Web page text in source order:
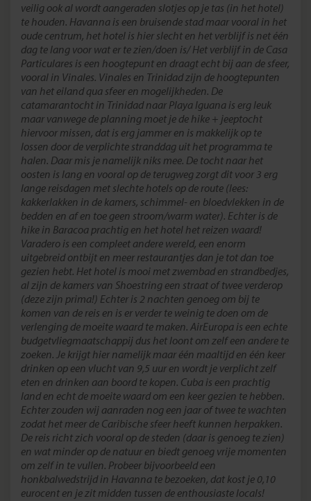
veilig ook al wordt aangeraden slotjes op je tas (in het hotel)
te houden. Havanna is een bruisende stad maar vooral in het
oude centrum, het hotel is hier slecht en het verblijf is net één
dag te lang voor wat er te zien/doen is/ Het verblijf in de Casa
Particulares is een hoogtepunt en draagt echt bij aan de sfeer,
vooral in Vinales. Vinales en Trinidad zijn de hoogtepunten
van het eiland qua sfeer en mogelijkheden. De
catamarantocht in Trinidad naar Playa Iguana is erg leuk
maar vanwege de planning moet je de hike + jeeptocht
hiervoor missen, dat is erg jammer en is makkelijk op te
lossen door de verplichte stranddag uit het programma te
halen. Daar mis je namelijk niks mee. De tocht naar het
oosten is lang en vooral op de terugweg zorgt dit voor 3 erg
lange reisdagen met slechte hotels op de route (lees:
kakkerlakken in de kamers, schimmel- en bloedvlekken in de
bedden en af en toe geen stroom/warm water). Echter is de
hike in Baracoa prachtig en het hotel het reizen waard!
Varadero is een compleet andere wereld, een enorm
uitgebreid ontbijt en meer restaurantjes dan je tot dan toe
gezien hebt. Het hotel is mooi met zwembad en strandbedjes,
al zijn de kamers van Shoestring een straat of twee verderop
(deze zijn prima!) Echter is 2 nachten genoeg om bij te
komen van de reis en is er verder te weinig te doen om de
verlenging de moeite waard te maken. AirEuropa is een echte
budgetvliegmaatschappij dus het loont om zelf een andere te
zoeken. Je krijgt hier namelijk maar één maaltijd en één keer
drinken op een vlucht van 9,5 uur en wordt je verplicht zelf
eten en drinken aan boord te kopen. Cuba is een prachtig
land en echt de moeite waard om een keer gezien te hebben.
Echter zouden wij aanraden nog een jaar of twee te wachten
zodat het meer de Caribische sfeer heeft kunnen herpakken.
De reis richt zich vooral op de steden (daar is genoeg te zien)
en wat minder op de natuur en biedt genoeg vrije momenten
om zelf in te vullen. Probeer bijvoorbeeld een
honkbalwedstrijd in Havanna te bezoeken, dat kost je 0,10
eurocent en je zit midden tussen de enthousiaste locals!